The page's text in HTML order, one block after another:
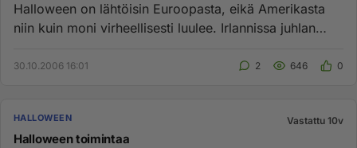
Halloween on lähtöisin Euroopasta, eikä Amerikasta
niin kuin moni virheellisesti luulee. Irlannissa juhlan
30.10.2006 16:01 2 646 0
HALLOWEEN Vastattu 10v
Halloween toimintaa